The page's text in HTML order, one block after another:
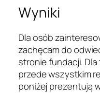
Wyniki
Dla osób
zachęcam do
stronie fundacji.
przede wszystkim
poniżej prezentują